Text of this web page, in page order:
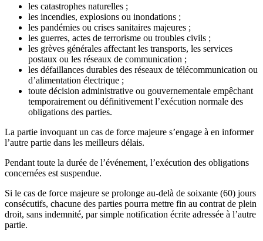
les catastrophes naturelles ;
les incendies, explosions ou inondations ;
les pandémies ou crises sanitaires majeures ;
les guerres, actes de terrorisme ou troubles civils ;
les grèves générales affectant les transports, les services
postaux ou les réseaux de communication ;
les défaillances durables des réseaux de télécommunication ou
d’alimentation électrique ;
toute décision administrative ou gouvernementale empêchant
temporairement ou définitivement l’exécution normale des
obligations des parties.
La partie invoquant un cas de force majeure s’engage à en informer
l’autre partie dans les meilleurs délais.
Pendant toute la durée de l’événement, l’exécution des obligations
concernées est suspendue.
Si le cas de force majeure se prolonge au-delà de soixante (60) jours
consécutifs, chacune des parties pourra mettre fin au contrat de plein
droit, sans indemnité, par simple notification écrite adressée à l’autre
partie.